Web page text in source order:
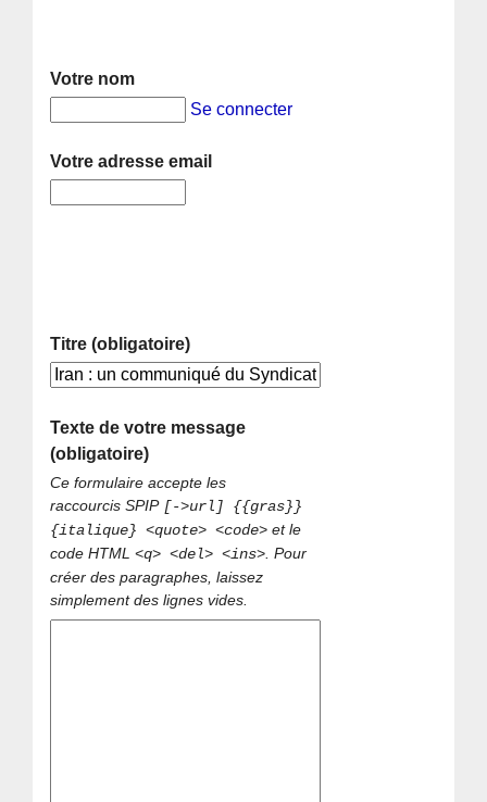
Votre nom
Se connecter
Votre adresse email
Titre (obligatoire)
Texte de votre message
(obligatoire)
Ce formulaire accepte les
raccourcis SPIP [->url] {{gras}}
{italique} <quote> <code> et le
code HTML<q> <del> <ins> . Pour
créer des paragraphes, laissez
simplement des lignes vides.